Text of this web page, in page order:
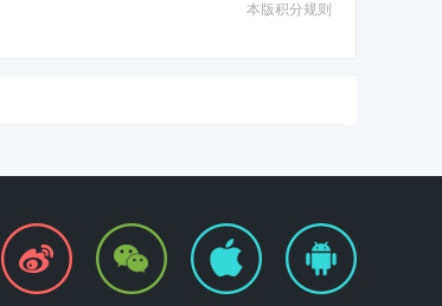
本版积分规则